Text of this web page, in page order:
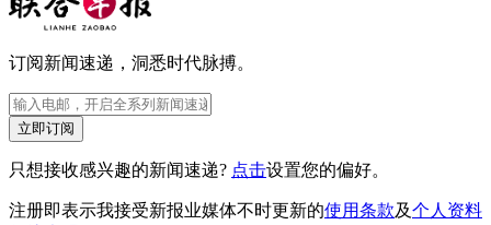
订阅新闻速递，洞悉时代脉搏。
立即订阅
只想接收感兴趣的新闻速递? 点击设置您的偏好。
注册即表示我接受新报业媒体不时更新的使用条款及个人资料